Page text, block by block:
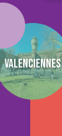
Valenciennes